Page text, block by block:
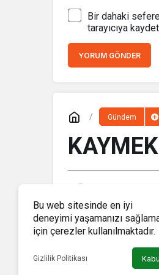
Bir dahaki
tarayıcıya
YORUM GÖNDER
Gündem
11 Şubat
Bu web sitesinde en iyi
deneyimi yaşamanızı
için çerezler kullanılmaktadır.
Gizlilik Politikası